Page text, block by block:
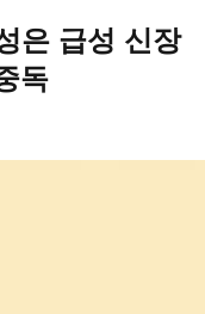
은 급성 신장
독